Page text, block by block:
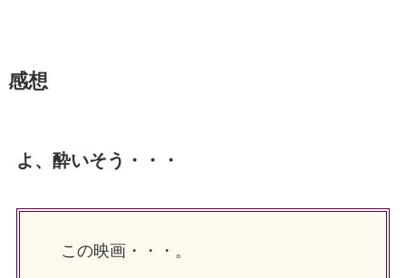
感想
よ、酔いそう・・・
この映画・・・。